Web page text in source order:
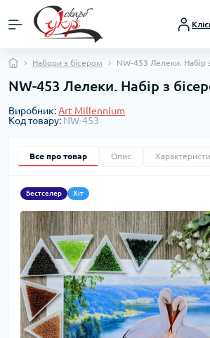
Набори з бісером NW-453 Лелеки. Набір
NW-453 Лелеки. Набір з
Виробник:Art Millennium
Код товару: NW-453
Все про товар Опис
Бестселер Хіт